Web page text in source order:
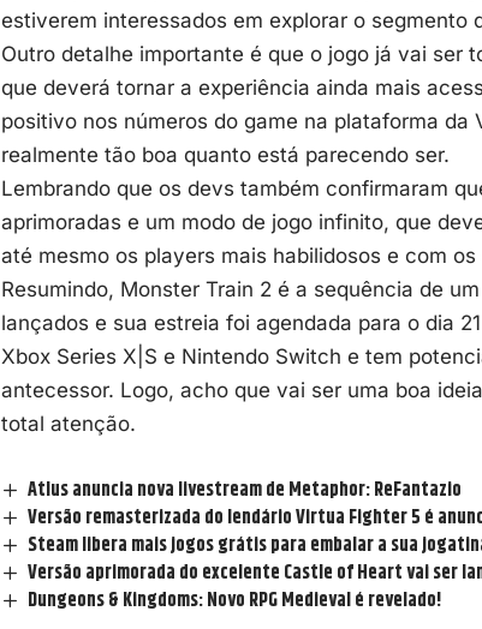
estiverem interessados em explorar o segmento
Outro detalhe importante é que o jogo já vai ser
que deverá tornar a experiência ainda mais
positivo nos números do game na plataforma da
realmente tão boa quanto está parecendo ser.
Lembrando que os devs também confirmaram
aprimoradas e um modo de jogo infinito, que
até mesmo os players mais habilidosos e com
Resumindo, Monster Train 2 é a sequência de
lançados e sua estreia foi agendada para o dia
Xbox Series X|S e Nintendo Switch e tem
antecessor. Logo, acho que vai ser uma boa
total atenção.
Atlus anuncia nova livestream de Metaphor: ReFantazio
Versão remasterizada do lendário Virtua Fighter 5 é
Steam libera mais jogos grátis para embalar a sua
Versão aprimorada do excelente Castle of Heart vai ser
Dungeons & Kingdoms: Novo RPG Medieval é revelado!